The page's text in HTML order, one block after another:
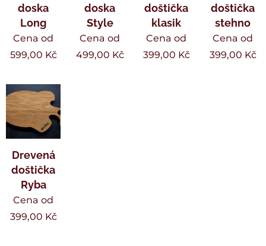
doska
Long
Cena od
599,00 Kč
doska
Style
Cena od
499,00 Kč
doštička
klasik
Cena od
399,00 Kč
doštička
stehno
Cena od
399,00 Kč
Drevená
doštička
Ryba
Cena od
399,00 Kč